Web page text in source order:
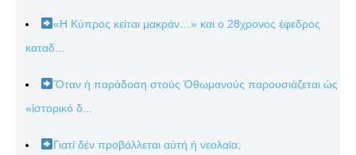
«Η Κύπρος κείται μακράν…» και ο 28χρονος έφεδρος
καταδ...
Ὅταν ἡ παράδοση στούς Ὀθωμανούς παρουσιάζεται ὡς
«ἱστορικό δ...
Γιατί δέν προβάλλεται αὐτή ἡ νεολαία;